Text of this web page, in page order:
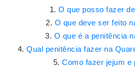
O que posso fazer
O que deve ser feito
O que é a penitência
Qual penitência fazer na
Como fazer jejum e